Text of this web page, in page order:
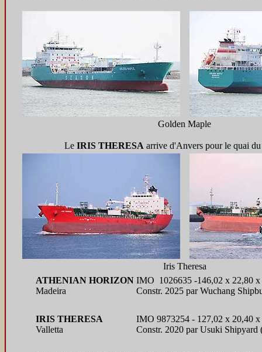
Golden Maple
Le IRIS THERESA arrive d'Anvers pour le quai
Iris Theresa
ATHENIAN HORIZON
Madeira
IMO 1026635 -146,02 x 22,80 x
Constr. 2025 par Wuchang
IRIS THERESA
Valletta
IMO 9873254 - 127,02 x 20,40
Constr. 2020 par Usuki Shipyard